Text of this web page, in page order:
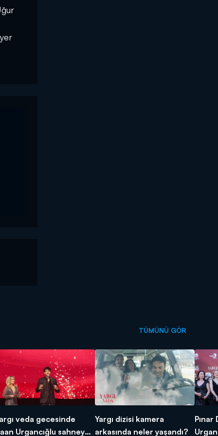
TÜMÜNÜ GÖR
veda gecesinde
Urgancığlu sahneye
Yargı dizisi kamera
arkasında neler yaşandı?
Pınar